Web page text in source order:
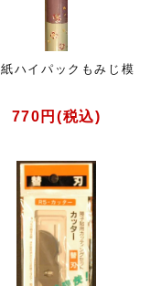
ハイパックもみじ模
770円(税込)